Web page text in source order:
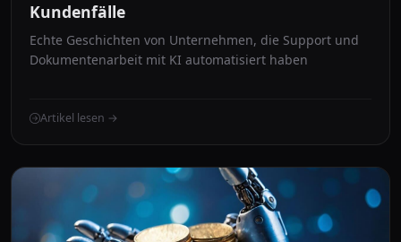
Kundenfälle
Echte Geschichten von Unternehmen, die Support und
Dokumentenarbeit mit KI automatisiert haben
Artikel lesen →